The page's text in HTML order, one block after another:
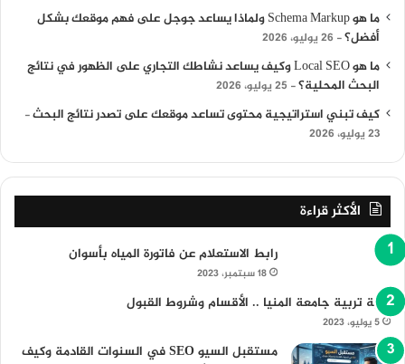
ما هو Schema Markup ولماذا يساعد جوجل على فهم موقعك بشكل
أفضل؟
26 يوليو، 2026
ما هو Local SEO وكيف يساعد نشاطك التجاري على الظهور في نتائج
البحث المحلية؟
25 يوليو، 2026
كيف تبني استراتيجية محتوى تساعد موقعك على تصدر نتائج البحث
23 يوليو، 2026
الأكثر قراءة
رابط الاستعلام عن فاتورة المياه بأسوان
18 سبتمبر، 2023
كلية تربية جامعة المنيا .. الأقسام وشروط القبول
5 يوليو، 2023
مستقبل السيو SEO في السنوات القادمة وكيف